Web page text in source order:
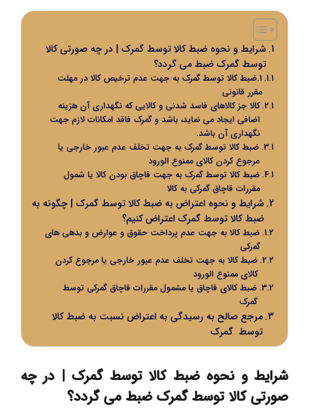
شرایط و نحوه ضبط کالا توسط گمرک | در چه صورتی کالا
توسط گمرک ضبط می گردد؟
1.ضبط کالا توسط گمرک به جهت عدم ترخیص کالا در مهلت
مقرر قانونی
کالا جز کالاهای فاسد شدنی و کالایی که نگهداری آن هزینه
اضافی ایجاد می نماید، باشد و گمرک فاقد امکانات لازم جهت
نگهداری آن باشد.
ضبط کالا توسط گمرک به جهت تخلف عدم عبور خارجی یا
مرجوع کردن کالای ممنوع الورود
ضبط کالا توسط گمرک به جهت قاچاق بودن کالا یا شمول
مقررات قاچاق گمرکی به کالا
شرایط و نحوه اعتراض به ضبط کالا توسط گمرک | چگونه به
ضبط کالا توسط گمرک اعتراض کنیم؟
ضبط کالا به جهت عدم پرداخت حقوق و عوارض و بدهی های
گمرکی
ضبط کالا به جهت تخلف عدم عبور خارجی یا مرجوع کردن
کالای ممنوع الورود
ضبط کالای قاچاق یا مشمول مقررات قاچاق گمرکی توسط
گمرک
مرجع صالح به رسیدگی به اعتراض نسبت به ضبط کالا
توسط گمرک
شرایط و نحوه ضبط کالا توسط گمرک | در چه
صورتی کالا توسط گمرک ضبط می گردد؟